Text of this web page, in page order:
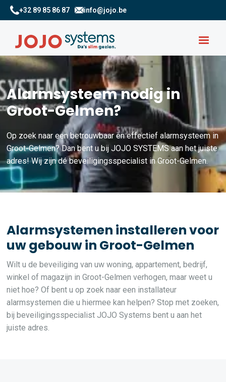
+32 89 85 86 87 info@jojo.be
Alarmsysteem nodig in
Groot-Gelmen?
Op zoek naar een betrouwbaar en effectief alarmsysteem in
Groot-Gelmen? Dan bent u bij JOJO SYSTEMS aan het juiste
adres! Wij zijn dé beveiligingsspecialist in Groot-Gelmen.
Alarmsystemen installeren voor
uw gebouw in Groot-Gelmen
Wilt u de beveiliging van uw woning, appartement, bedrijf,
winkel of magazijn in Groot-Gelmen verhogen, maar weet u
niet hoe? Of bent u op zoek naar een installateur
alarmsystemen die u hiermee kan helpen? Stop met zoeken,
bij beveiligingsspecialist JOJO Systems bent u aan het
juiste adres.